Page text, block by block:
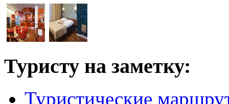
Туристу на заметку:
Туристические